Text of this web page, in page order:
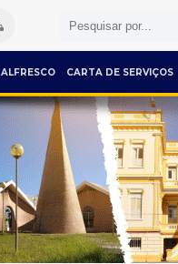
ALFRESCO CARTA DE SERVIÇOS